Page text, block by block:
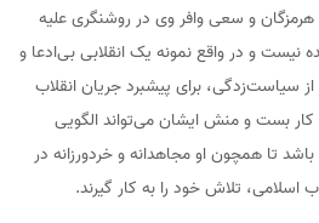
و سعی وافر وی در روشنگری علیه
و در واقع نمونه یک انقلابی بی‌ادعا و
سیاست‌زدگی، برای پیشبرد جریان انقلاب
بست و منش ایشان می‌تواند الگویی
تا همچون او مجاهدانه و خردورزانه در
تلاش خود را به کار گیرند.